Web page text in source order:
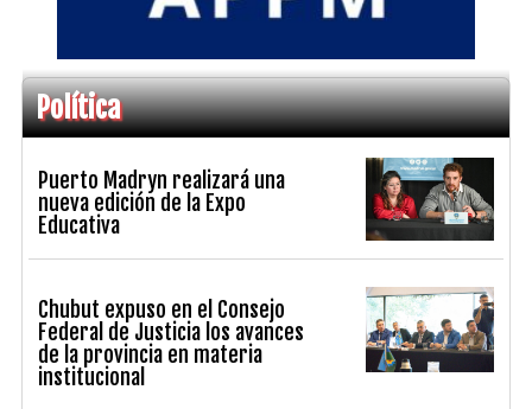
Política
Puerto Madryn realizará una
nueva edición de la Expo
Educativa
Chubut expuso en el Consejo
Federal de Justicia los avances
de la provincia en materia
institucional